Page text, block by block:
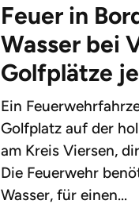
Feuer in
Wasser bei
Golfplätze
Ein
Golfplatz auf der
am Kreis Viersen,
Die Feuerwehr
Wasser, für einen...